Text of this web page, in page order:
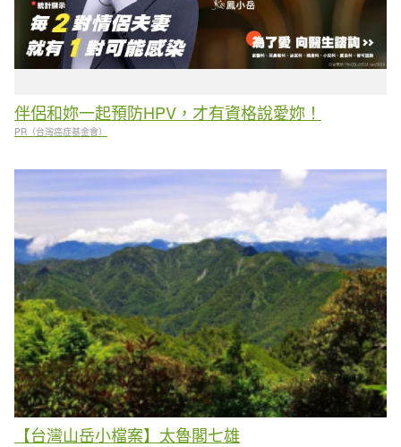
伴侶和妳一起預防HPV，才有資格說愛妳！
PR（台灣癌症基金會）
【台灣山岳小檔案】太魯閣七雄